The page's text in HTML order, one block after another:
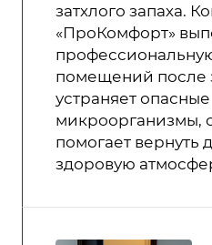
затхлого запаха.
«ПроКомфорт»
помещений после
устраняет опасные
микроорганизмы,
помогает вернуть
здоровую